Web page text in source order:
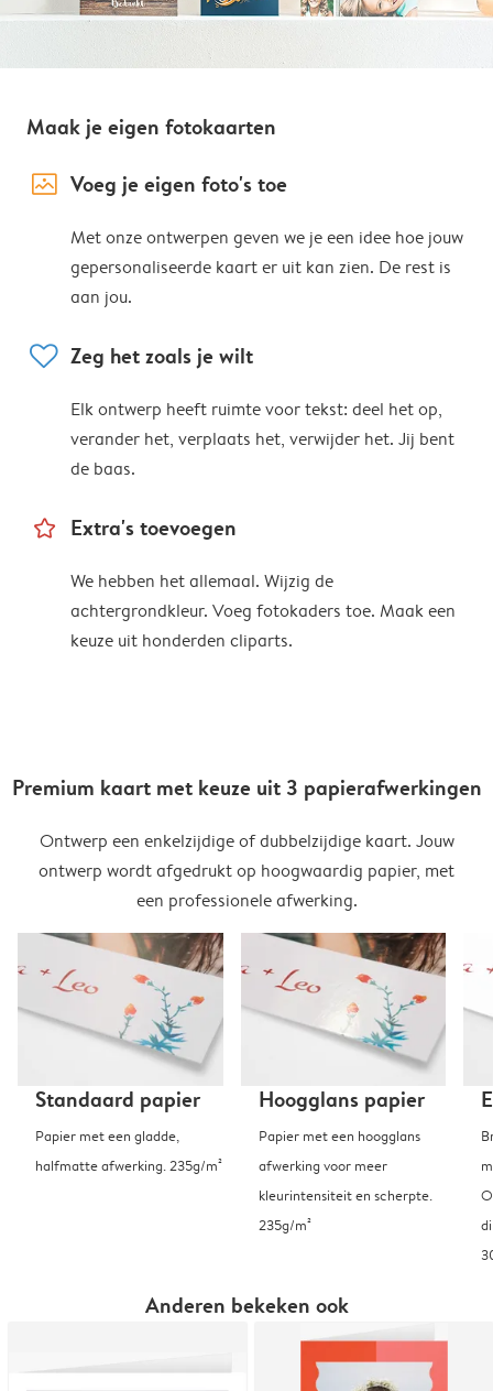
Maak je eigen fotokaarten
image_placeholder Voeg je eigen foto's toe
Met onze ontwerpen geven we je een idee hoe jouw
gepersonaliseerde kaart er uit kan zien. De rest is
aan jou.
heart Zeg het zoals je wilt
Elk ontwerp heeft ruimte voor tekst: deel het op,
verander het, verplaats het, verwijder het. Jij bent
de baas.
star_outline Extra's toevoegen
We hebben het allemaal. Wijzig de
achtergrondkleur. Voeg fotokaders toe. Maak een
keuze uit honderden cliparts.
Premium kaart met keuze uit 3 papierafwerkingen
Ontwerp een enkelzijdige of dubbelzijdige kaart. Jouw
ontwerp wordt afgedrukt op hoogwaardig papier, met
een professionele afwerking.
Standaard papier
Papier met een gladde,
halfmatte afwerking. 235g/m²
Hoogglans papier
Papier met een hoogglans
afwerking voor meer
kleurintensiteit en scherpte.
235g/m²
Anderen bekeken ook